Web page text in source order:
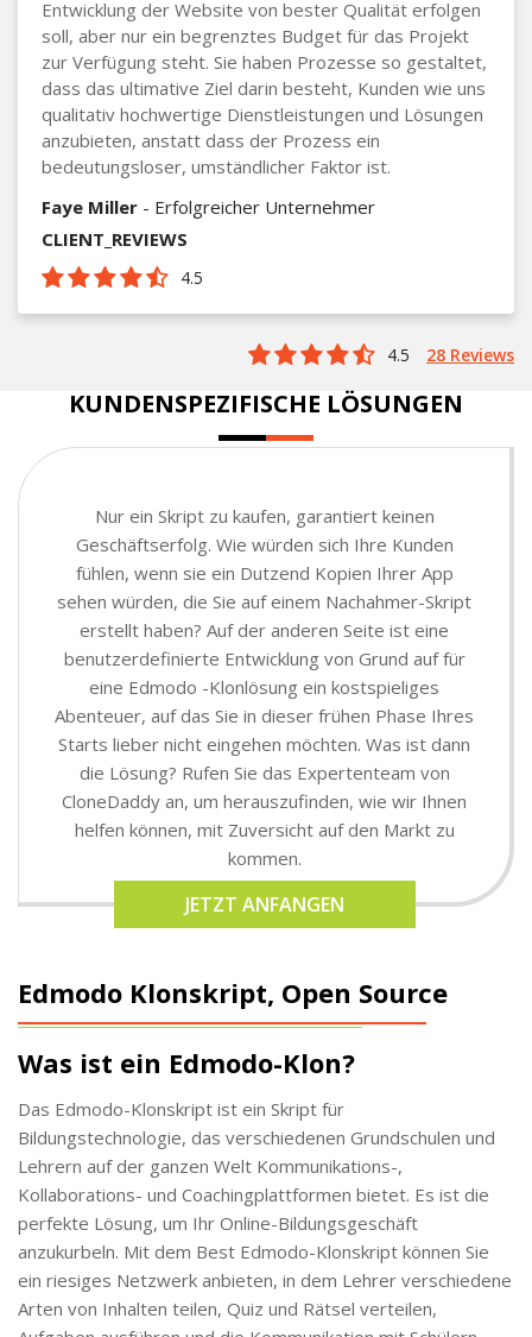
Entwicklung der Website von bester Qualität erfolgen
soll, aber nur ein begrenztes Budget für das Projekt
zur Verfügung steht. Sie haben Prozesse so gestaltet,
dass das ultimative Ziel darin besteht, Kunden wie uns
qualitativ hochwertige Dienstleistungen und Lösungen
anzubieten, anstatt dass der Prozess ein
bedeutungsloser, umständlicher Faktor ist.
Faye Miller - Erfolgreicher Unternehmer
CLIENT_REVIEWS
4.5
4.5 28 Reviews
KUNDENSPEZIFISCHE LÖSUNGEN
Nur ein Skript zu kaufen, garantiert keinen
Geschäftserfolg. Wie würden sich Ihre Kunden
fühlen, wenn sie ein Dutzend Kopien Ihrer App
sehen würden, die Sie auf einem Nachahmer-Skript
erstellt haben? Auf der anderen Seite ist eine
benutzerdefinierte Entwicklung von Grund auf für
eine Edmodo -Klonlösung ein kostspieliges
Abenteuer, auf das Sie in dieser frühen Phase Ihres
Starts lieber nicht eingehen möchten. Was ist dann
die Lösung? Rufen Sie das Expertenteam von
CloneDaddy an, um herauszufinden, wie wir Ihnen
helfen können, mit Zuversicht auf den Markt zu
kommen.
JETZT ANFANGEN
Edmodo Klonskript, Open Source
Was ist ein Edmodo-Klon?
Das Edmodo-Klonskript ist ein Skript für
Bildungstechnologie, das verschiedenen Grundschulen und
Lehrern auf der ganzen Welt Kommunikations-,
Kollaborations- und Coachingplattformen bietet. Es ist die
perfekte Lösung, um Ihr Online-Bildungsgeschäft
anzukurbeln. Mit dem Best Edmodo-Klonskript können Sie
ein riesiges Netzwerk anbieten, in dem Lehrer verschiedene
Arten von Inhalten teilen, Quiz und Rätsel verteilen,